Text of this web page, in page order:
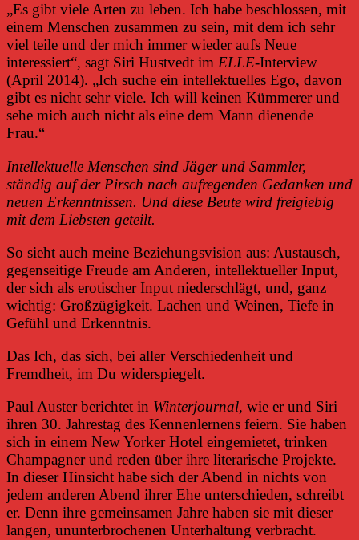
„Es gibt viele Arten zu leben. Ich habe beschlossen, mit
einem Menschen zusammen zu sein, mit dem ich sehr
viel teile und der mich immer wieder aufs Neue
interessiert“, sagt Siri Hustvedt im ELLE-Interview
(April 2014). „Ich suche ein intellektuelles Ego, davon
gibt es nicht sehr viele. Ich will keinen Kümmerer und
sehe mich auch nicht als eine dem Mann dienende
Frau.“
Intellektuelle Menschen sind Jäger und Sammler,
ständig auf der Pirsch nach aufregenden Gedanken und
neuen Erkenntnissen. Und diese Beute wird freigiebig
mit dem Liebsten geteilt.
So sieht auch meine Beziehungsvision aus: Austausch,
gegenseitige Freude am Anderen, intellektueller Input,
der sich als erotischer Input niederschlägt, und, ganz
wichtig: Großzügigkeit. Lachen und Weinen, Tiefe in
Gefühl und Erkenntnis.
Das Ich, das sich, bei aller Verschiedenheit und
Fremdheit, im Du widerspiegelt.
Paul Auster berichtet in Winterjournal, wie er und Siri
ihren 30. Jahrestag des Kennenlernens feiern. Sie haben
sich in einem New Yorker Hotel eingemietet, trinken
Champagner und reden über ihre literarische Projekte.
In dieser Hinsicht habe sich der Abend in nichts von
jedem anderen Abend ihrer Ehe unterschieden, schreibt
er. Denn ihre gemeinsamen Jahre haben sie mit dieser
langen, ununterbrochenen Unterhaltung verbracht.